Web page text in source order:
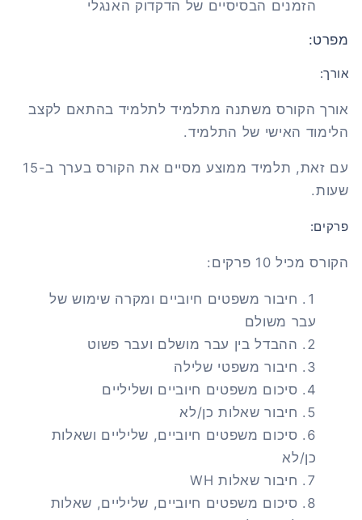
הזמנים הבסיסיים של הדקדוק האנגלי
מפרט:
אורך:
אורך הקורס משתנה מתלמיד לתלמיד בהתאם לקצב
הלימוד האישי של התלמיד.
עם זאת, תלמיד ממוצע מסיים את הקורס בערך ב-15
שעות.
פרקים:
הקורס מכיל 10 פרקים:
חיבור משפטים חיוביים ומקרה שימוש של
עבר משולם
ההבדל בין עבר מושלם ועבר פשוט
חיבור משפטי שלילה
סיכום משפטים חיוביים ושליליים
חיבור שאלות כן/לא
סיכום משפטים חיוביים, שליליים ושאלות
כן/לא
חיבור שאלות WH
סיכום משפטים חיוביים, שליליים, שאלות